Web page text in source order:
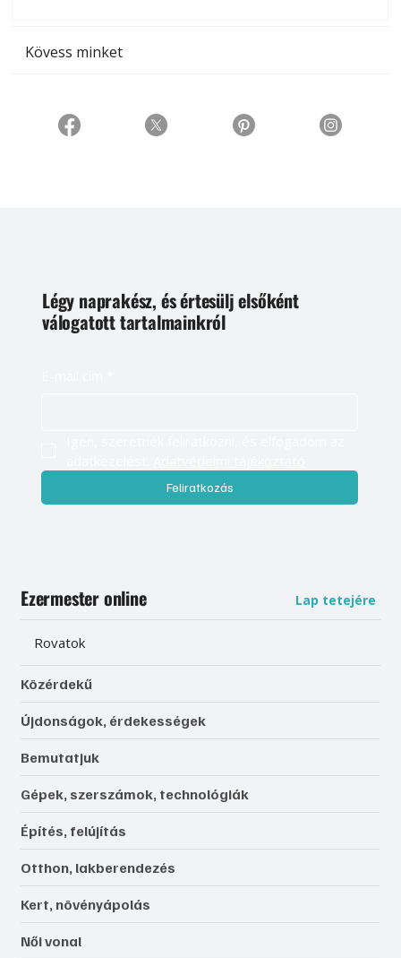
Kövess minket
Légy naprakész, és értesülj elsőként
válogatott tartalmainkról
Feliratkozás
Ezermester online Lap tetejére
Rovatok
Közérdekű
Újdonságok, érdekességek
Bemutatjuk
Gépek, szerszámok, technológiák
Építés, felújítás
Otthon, lakberendezés
Kert, növényápolás
Női vonal